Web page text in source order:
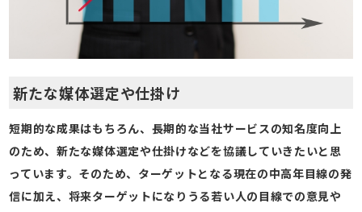
新たな媒体選定や仕掛け
短期的な成果はもちろん、長期的な当社サービスの知名度向上
のため、新たな媒体選定や仕掛けなどを協議していきたいと思
っています。そのため、ターゲットとなる現在の中高年目線の発
信に加え、将来ターゲットになりうる若い人の目線での意見や